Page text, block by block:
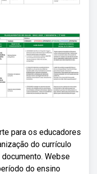
para os educadores
do currículo
Webse
do ensino